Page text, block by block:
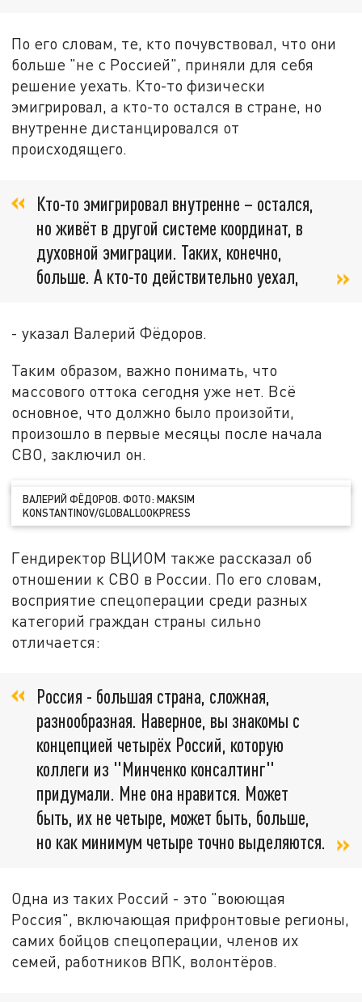
По его словам, те, кто почувствовал, что они
больше "не с Россией", приняли для себя
решение уехать. Кто-то физически
эмигрировал, а кто-то остался в стране, но
внутренне дистанцировался от
происходящего.
Кто-то эмигрировал внутренне – остался,
но живёт в другой системе координат, в
духовной эмиграции. Таких, конечно,
больше. А кто-то действительно уехал,
- указал Валерий Фёдоров.
Таким образом, важно понимать, что
массового оттока сегодня уже нет. Всё
основное, что должно было произойти,
произошло в первые месяцы после начала
СВО, заключил он.
ВАЛЕРИЙ ФЁДОРОВ. ФОТО: MAKSIM
KONSTANTINOV/GLOBALLOOKPRESS
Гендиректор ВЦИОМ также рассказал об
отношении к СВО в России. По его словам,
восприятие спецоперации среди разных
категорий граждан страны сильно
отличается:
Россия - большая страна, сложная,
разнообразная. Наверное, вы знакомы с
концепцией четырёх Россий, которую
коллеги из "Минченко консалтинг"
придумали. Мне она нравится. Может
быть, их не четыре, может быть, больше,
но как минимум четыре точно выделяются.
Одна из таких Россий - это "воюющая
Россия", включающая прифронтовые регионы,
самих бойцов спецоперации, членов их
семей, работников ВПК, волонтёров.